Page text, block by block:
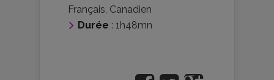
Français Canadien
Durée : 1h48mn